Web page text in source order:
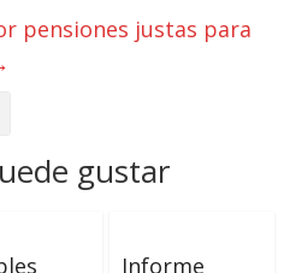
pensiones justas para
gustar
Informe